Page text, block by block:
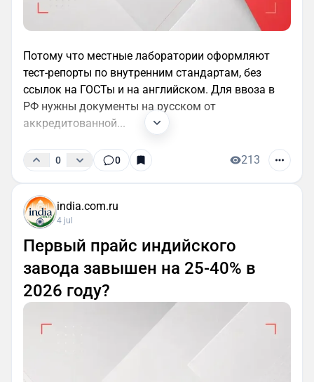
Потому что местные лаборатории оформляют
тест-репорты по внутренним стандартам, без
ссылок на ГОСТы и на английском. Для ввоза в
РФ нужны документы на русском от
аккредитованной...
0 0 213
india.com.ru
4 jul
Первый прайс индийского
завода завышен на 25-40% в
2026 году?